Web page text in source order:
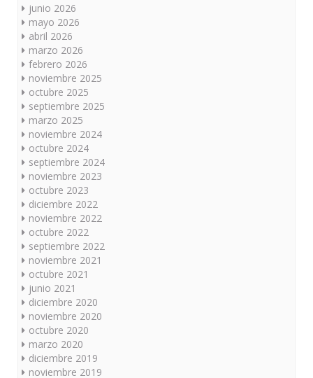
junio 2026
mayo 2026
abril 2026
marzo 2026
febrero 2026
noviembre 2025
octubre 2025
septiembre 2025
marzo 2025
noviembre 2024
octubre 2024
septiembre 2024
noviembre 2023
octubre 2023
diciembre 2022
noviembre 2022
octubre 2022
septiembre 2022
noviembre 2021
octubre 2021
junio 2021
diciembre 2020
noviembre 2020
octubre 2020
marzo 2020
diciembre 2019
noviembre 2019